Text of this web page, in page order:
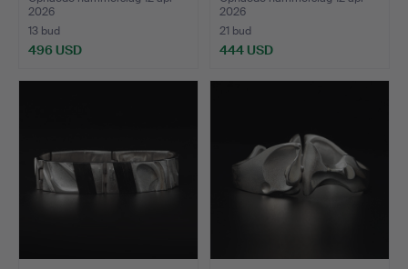
2026
13 bud
496 USD
2026
21 bud
444 USD